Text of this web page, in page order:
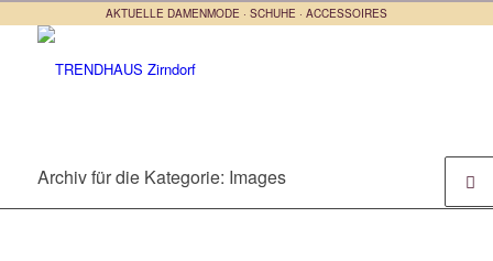
AKTUELLE DAMENMODE · SCHUHE · ACCESSOIRES
Archiv für die Kategorie: Images